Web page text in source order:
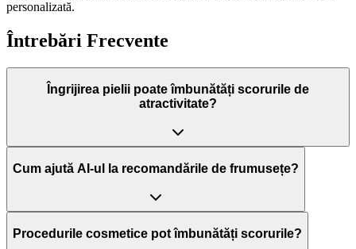
personalizată.
Întrebări Frecvente
Îngrijirea pielii poate îmbunătăți scorurile de
atractivitate?
Cum ajută AI-ul la recomandările de frumusețe?
Procedurile cosmetice pot îmbunătăți scorurile?